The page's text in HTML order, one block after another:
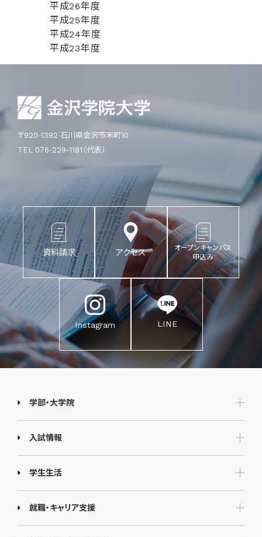
平成26年度
平成25年度
平成24年度
平成23年度
〒920-1392 石川県金沢市末町10
TEL 076-229-1181（代表）
資料請求 アクセス
オープンキャンパス
申込み
Instagram LINE
学部・大学院
入試情報
学生生活
就職・キャリア支援